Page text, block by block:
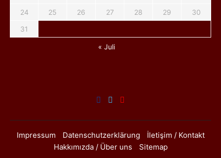
24
25 26 27 28 29
30
31
« Juli
Impressum Datenschutzerklärung
İletişim / Kontakt
Hakkımızda / Über uns
Sitemap